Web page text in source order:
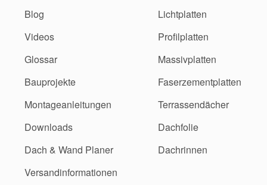
Blog
Videos
Glossar
Bauprojekte
Montageanleitungen
Downloads
Dach & Wand Planer
Versandinformationen
Lichtplatten
Profilplatten
Massivplatten
Faserzementplatten
Terrassendächer
Dachfolie
Dachrinnen